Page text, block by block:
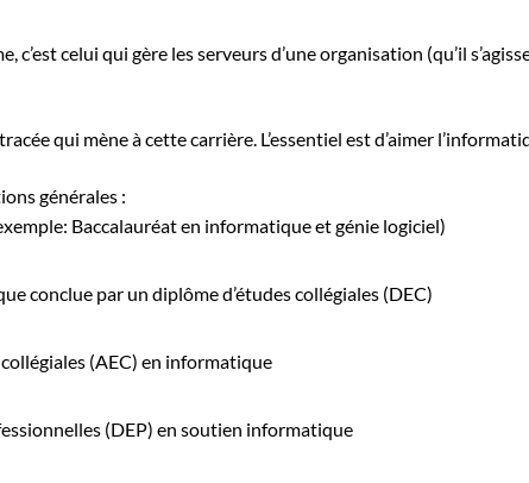
c’est celui qui gère les serveurs d’une organisation (qu’il
qui mène à cette carrière. L’essentiel est d’aimer
générales :
Baccalauréat en informatique et génie logiciel)
conclue par un diplôme d’études collégiales (DEC)
(AEC) en informatique
(DEP) en soutien informatique